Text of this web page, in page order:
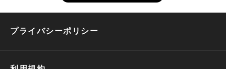
プライバシーポリシー